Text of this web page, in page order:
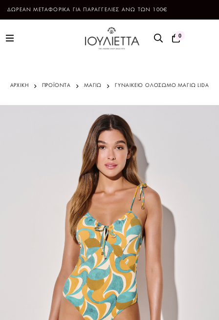
ΔΩΡΕΑΝ ΜΕΤΑΦΟΡΙΚΑ ΓΙΑ ΠΑΡΑΓΓΕΛΙΕΣ ΑΝΩ ΤΩΝ 100€
0
ΑΡΧΙΚΗ ΠΡΟΪΌΝΤΑ ΜΑΓΙΩ ΓΥΝΑΙΚΕΙΟ ΟΛΟΣΩΜΟ ΜΑΓΙΩ LIDA